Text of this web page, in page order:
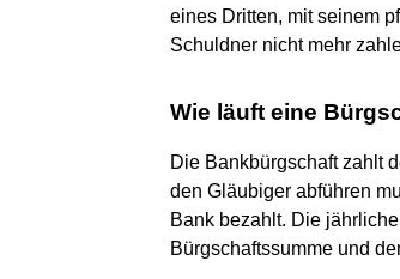
eines Dritten, mit seinem
Schuldner nicht mehr
Wie läuft eine
Die Bankbürgschaft zahlt
den Gläubiger abführen
Bank bezahlt. Die
Bürgschaftssumme und